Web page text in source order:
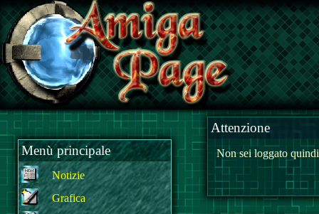
Menù principale
Notizie
Grafica
Attenzione
Non sei loggato